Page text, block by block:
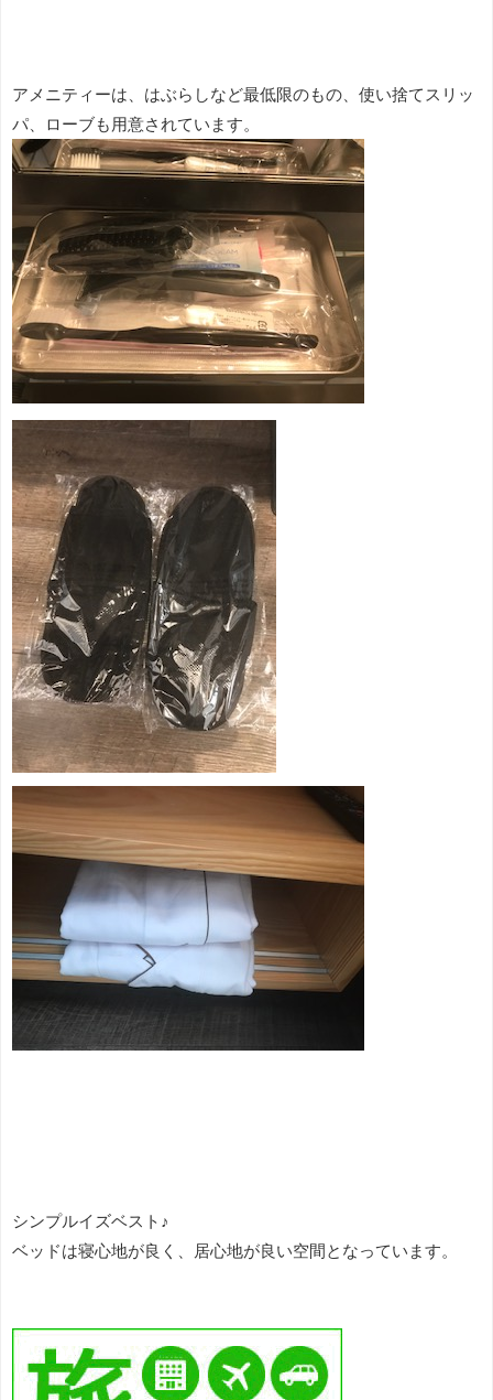
アメニティーは、はぶらしなど最低限のもの、使い捨てスリッ
パ、ローブも用意されています。
シンプルイズベスト♪
ベッドは寝心地が良く、居心地が良い空間となっています。